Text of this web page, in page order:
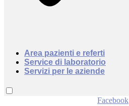
Area pazienti e referti
Service di laboratorio
Servizi per le aziende
Facebook